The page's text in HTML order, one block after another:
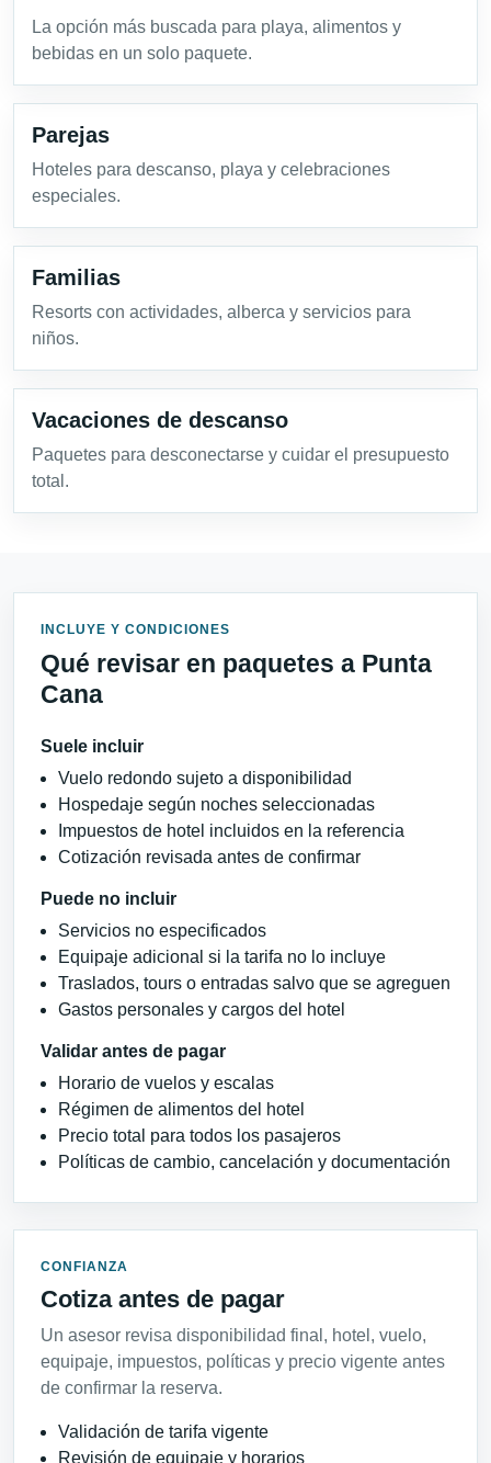
La opción más buscada para playa, alimentos y
bebidas en un solo paquete.
Parejas
Hoteles para descanso, playa y celebraciones
especiales.
Familias
Resorts con actividades, alberca y servicios para
niños.
Vacaciones de descanso
Paquetes para desconectarse y cuidar el presupuesto
total.
INCLUYE Y CONDICIONES
Qué revisar en paquetes a Punta
Cana
Suele incluir
Vuelo redondo sujeto a disponibilidad
Hospedaje según noches seleccionadas
Impuestos de hotel incluidos en la referencia
Cotización revisada antes de confirmar
Puede no incluir
Servicios no especificados
Equipaje adicional si la tarifa no lo incluye
Traslados, tours o entradas salvo que se agreguen
Gastos personales y cargos del hotel
Validar antes de pagar
Horario de vuelos y escalas
Régimen de alimentos del hotel
Precio total para todos los pasajeros
Políticas de cambio, cancelación y documentación
CONFIANZA
Cotiza antes de pagar
Un asesor revisa disponibilidad final, hotel, vuelo,
equipaje, impuestos, políticas y precio vigente antes
de confirmar la reserva.
Validación de tarifa vigente
Revisión de equipaje y horarios